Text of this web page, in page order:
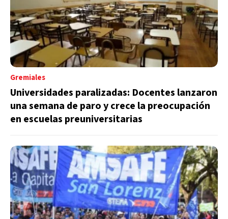
Gremiales
Universidades paralizadas: Docentes lanzaron
una semana de paro y crece la preocupación
en escuelas preuniversitarias